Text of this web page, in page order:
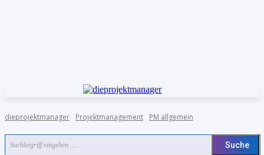
dieprojektmanager Projektmanagement PM allgemein
Suchbegriff eingeben .... Suche